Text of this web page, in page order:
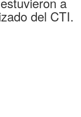
del CTI.